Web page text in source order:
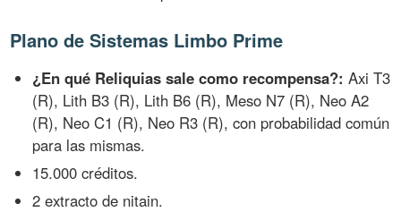
Plano de Sistemas Limbo Prime
¿En qué Reliquias sale como recompensa?: Axi T3
(R), Lith B3 (R), Lith B6 (R), Meso N7 (R), Neo A2
(R), Neo C1 (R), Neo R3 (R), con probabilidad común
para las mismas.
15.000 créditos.
2 extracto de nitain.